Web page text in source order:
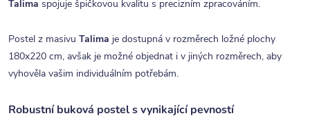
Talima spojuje špičkovou kvalitu s precizním zpracováním.
Postel z masivu Talima je dostupná v rozměrech ložné plochy
180x220 cm, avšak je možné objednat i v jiných rozměrech, aby
vyhověla vašim individuálním potřebám.
Robustní buková postel s vynikající pevností